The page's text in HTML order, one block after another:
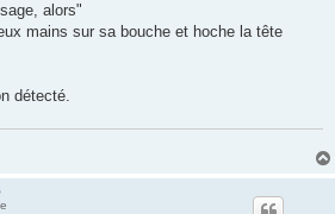
alors"
mains sur sa bouche et hoche la tête
détecté.